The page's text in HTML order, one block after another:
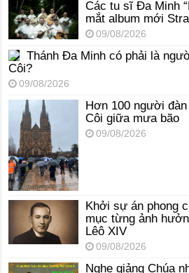
Các tu sĩ Đa Minh
mắt album mới
09/08/2026
Thánh Đa Minh có phải là
Côi?
09/08/2026
Hơn 100 người
Côi giữa mưa bão
09/08/2026
Khởi sự án phong
mục từng ảnh
Lêô XIV
09/08/2026
Nghe giảng Chúa